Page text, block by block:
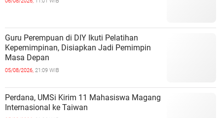
Guru Perempuan di DIY Ikuti Pelatihan
Kepemimpinan, Disiapkan Jadi Pemimpin
Masa Depan
05/08/2026, 21:09 WIB
Perdana, UMSi Kirim 11 Mahasiswa Magang
Internasional ke Taiwan